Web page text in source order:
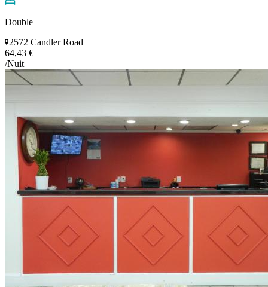
Double
2572 Candler Road
64,43 €
/Nuit